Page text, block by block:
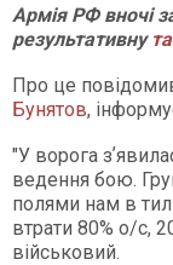
Армія РФ вночі
результативну
Про це
Бунятов,
"У ворога
ведення бою.
полями нам в
втрати 80% о/с,
військовий.